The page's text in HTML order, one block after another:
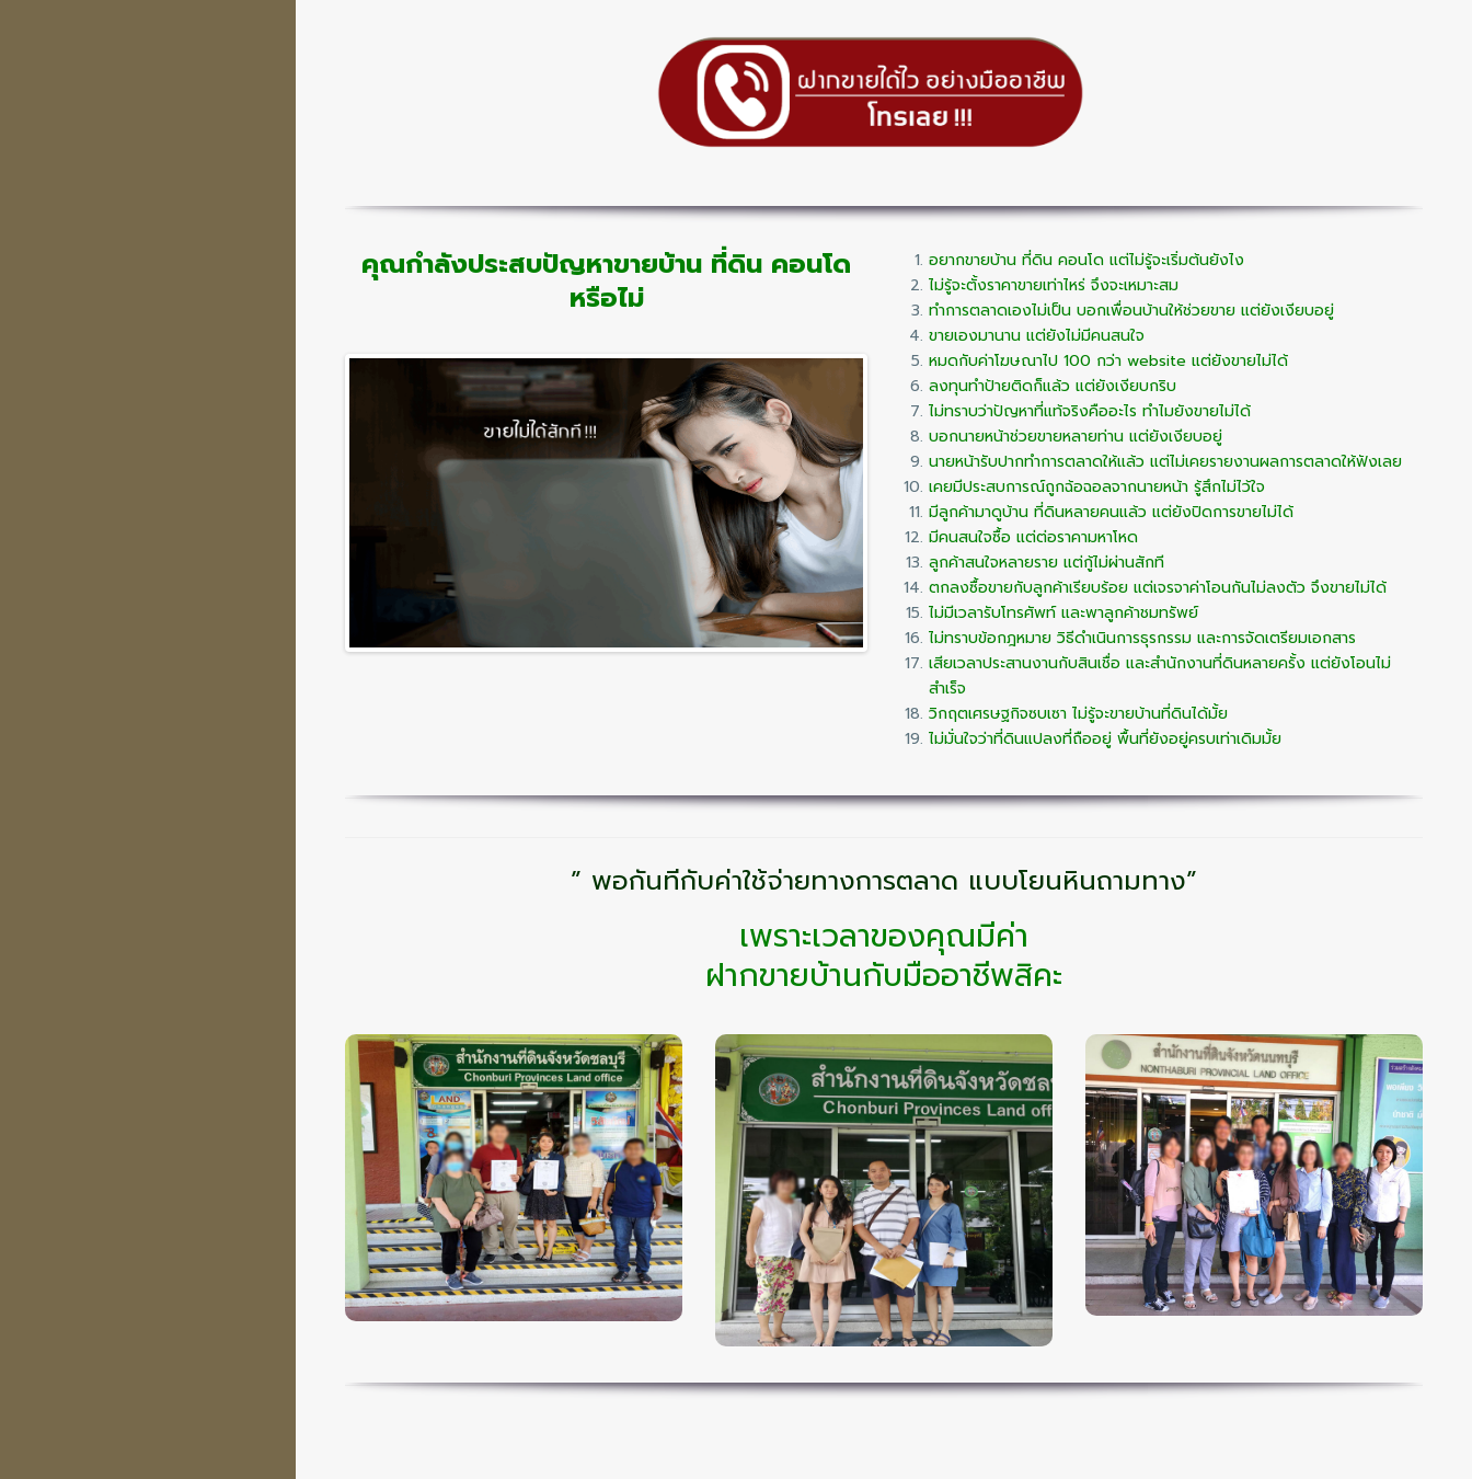
คุณกำลังประสบปัญหาขายบ้าน ที่ดิน คอนโด
หรือไม่
อยากขายบ้าน ที่ดิน คอนโด แต่ไม่รู้จะเริ่มต้นยังไง
ไม่รู้จะตั้งราคาขายเท่าไหร่ จึงจะเหมาะสม
ทำการตลาดเองไม่เป็น บอกเพื่อนบ้านให้ช่วยขาย แต่ยังเงียบอยู่
ขายเองมานาน แต่ยังไม่มีคนสนใจ
หมดกับค่าโฆษณาไป 100 กว่า website แต่ยังขายไม่ได้
ลงทุนทำป้ายติดก็แล้ว แต่ยังเงียบกริบ
ไม่ทราบว่าปัญหาที่แท้จริงคืออะไร ทำไมยังขายไม่ได้
บอกนายหน้าช่วยขายหลายท่าน แต่ยังเงียบอยู่
นายหน้ารับปากทำการตลาดให้แล้ว แต่ไม่เคยรายงานผลการตลาดให้ฟังเลย
เคยมีประสบการณ์ถูกฉ้อฉอลจากนายหน้า รู้สึกไม่ไว้ใจ
มีลูกค้ามาดูบ้าน ที่ดินหลายคนแล้ว แต่ยังปิดการขายไม่ได้
มีคนสนใจซื้อ แต่ต่อราคามหาโหด
ลูกค้าสนใจหลายราย แต่กู้ไม่ผ่านสักที
ตกลงซื้อขายกับลูกค้าเรียบร้อย แต่เจรจาค่าโอนกันไม่ลงตัว จึงขายไม่ได้
ไม่มีเวลารับโทรศัพท์ และพาลูกค้าชมทรัพย์
ไม่ทราบข้อกฎหมาย วิธีดำเนินการธุรกรรม และการจัดเตรียมเอกสาร
เสียเวลาประสานงานกับสินเชื่อ และสำนักงานที่ดินหลายครั้ง แต่ยังโอนไม่
สำเร็จ
วิกฤตเศรษฐกิจซบเซา ไม่รู้จะขายบ้านที่ดินได้มั้ย
ไม่มั่นใจว่าที่ดินแปลงที่ถืออยู่ พื้นที่ยังอยู่ครบเท่าเดิมมั้ย
” พอกันทีกับค่าใช้จ่ายทางการตลาด แบบโยนหินถามทาง”
เพราะเวลาของคุณมีค่า
ฝากขายบ้านกับมืออาชีพสิคะ
เศรษฐกิจไม่ดี แต่
สำนักงานที่ดินมีโอนทุก
วัน
ถึงแม้เศรษฐกิจไม่ดี
แต่บ้าน ที่ดิน คอนโดคือปัจจัย 4
การทำการตลาดที่ถูกต้องและมากพอ
เป็นปัจจัยสำคัญในการปิดการขายค่ะ
รอยยิ้มของลูกค้า คือ
หัวใจหลักในงานบริการ
ของเรา
ดูแลทุกขั้นตอน
จนกระทั่งถึงการโอนกรรมสิทธิ์อย่างราบรื่น
เจ้าของทรัพย์ และลูกค้าชื่นมื่น
Happy ถ้วนหน้าค่ะ
ขอบคุณลูกค้าที่ไว้วางใจให้เราดูแลนะคะ
รับฝากขายที่ดินทั่ว
ประเทศ
เรามีพันธมิตรจากการตลาด
มากประสบการณ์ทั่วประเทศ
ช่วยทำการตลาด กระจายไปยังฐานลูกค้า
มาให้เราดูแลการขายบ้าน ที่ดิน คอนโดนะคะ